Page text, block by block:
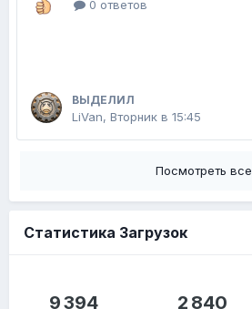
0 ответов
ВЫДЕЛИЛ
LiVan, Вторник в 15:45
Посмотреть все
Статистика Загрузок
9 394 2 840